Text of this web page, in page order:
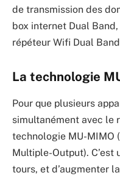
de transmission des
box internet Dual
répéteur Wifi Dual
La technologie
Pour que plusieurs
simultanément avec le
technologie MU-MIMO
Multiple-Output). C’est
tours, et d’augmenter